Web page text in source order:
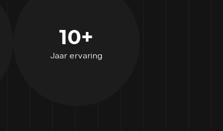
10+
Jaar ervaring